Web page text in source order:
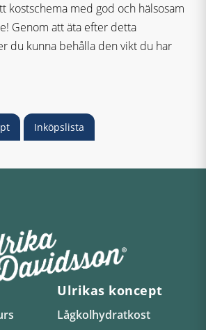
kostschema med god och hälsosam
Genom att äta efter detta
du kunna behålla den vikt du har
Inköpslista
Ulrikas koncept
Lågkolhydratkost